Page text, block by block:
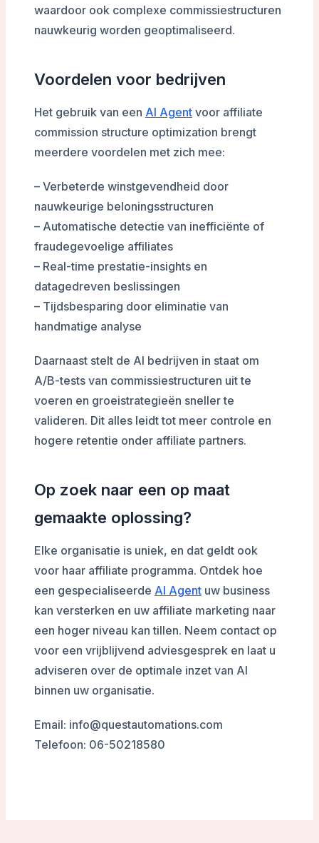
waardoor ook complexe commissiestructuren
nauwkeurig worden geoptimaliseerd.
Voordelen voor bedrijven
Het gebruik van een AI Agentvoor affiliate
commission structure optimization brengt
meerdere voordelen met zich mee:
– Verbeterde winstgevendheid door
nauwkeurige beloningsstructuren
– Automatische detectie van inefficiënte of
fraudegevoelige affiliates
– Real-time prestatie-insights en
datagedreven beslissingen
– Tijdsbesparing door eliminatie van
handmatige analyse
Daarnaast stelt de AI bedrijven in staat om
A/B-tests van commissiestructuren uit te
voeren en groeistrategieën sneller te
valideren. Dit alles leidt tot meer controle en
hogere retentie onder affiliate partners.
Op zoek naar een op maat
gemaakte oplossing?
Elke organisatie is uniek, en dat geldt ook
voor haar affiliate programma. Ontdek hoe
een gespecialiseerde AI Agentuw business
kan versterken en uw affiliate marketing naar
een hoger niveau kan tillen. Neem contact op
voor een vrijblijvend adviesgesprek en laat u
adviseren over de optimale inzet van AI
binnen uw organisatie.
Email: info@questautomations.com
Telefoon: 06-50218580